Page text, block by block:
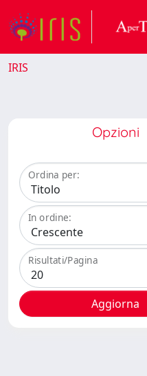
IRIS
Opzioni
Ordina per:
In ordine:
Risultati/Pagina